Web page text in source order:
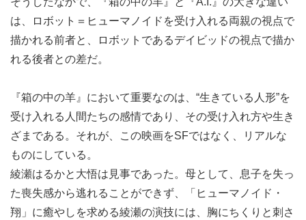
は、ロボット＝ヒューマノイドを受け入れる両親の視点で
描かれる前者と、ロボットであるデイビッドの視点で描か
れる後者との差だ。
『箱の中の羊』において重要なのは、“生きている人形”を
受け入れる人間たちの感情であり、その受け入れ方や生き
ざまである。それが、この映画をSFではなく、リアルな
ものにしている。
綾瀬はるかと大悟は見事であった。母として、息子を失っ
た喪失感から逃れることができず、「ヒューマノイド・
翔」に癒やしを求める綾瀬の演技には、胸にちくりと刺さ